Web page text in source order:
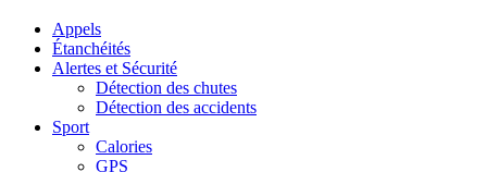
Appels
Étanchéités
Alertes et Sécurité
Détection des chutes
Détection des accidents
Sport
Calories
GPS